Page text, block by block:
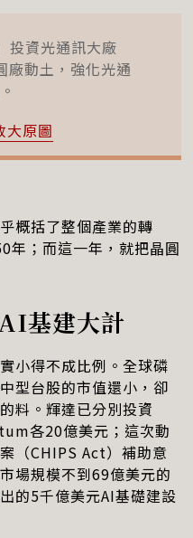
投資光通訊大廠
動土，強化光通
大原圖
概括了整個產業的轉
年；而這一年，就把晶圓
基建大計
小得不成比例。全球磷
型台股的市值還小，卻
料。輝達已分別投資
各20億美元；這次動
（CHIPS Act）補助意
場規模不到69億美元的
的5千億美元AI基礎建設